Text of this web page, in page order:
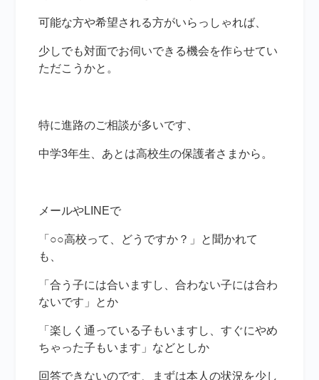
可能な方や希望される方がいらっしゃれば、
少しでも対面でお伺いできる機会を作らせてい
ただこうかと。
特に進路のご相談が多いです、
中学3年生、あとは高校生の保護者さまから。
メールやLINEで
「○○高校って、どうですか？」と聞かれて
も、
「合う子には合いますし、合わない子には合わ
ないです」とか
「楽しく通っている子もいますし、すぐにやめ
ちゃった子もいます」などとしか
回答できないのです、まずは本人の状況を少し